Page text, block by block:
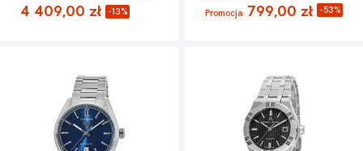
4 409,00 zł -13% Promocja 799,00 zł -53%